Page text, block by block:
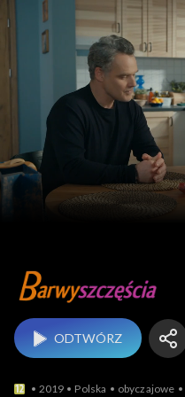
ODTWÓRZ
2019 Polska obyczajowe